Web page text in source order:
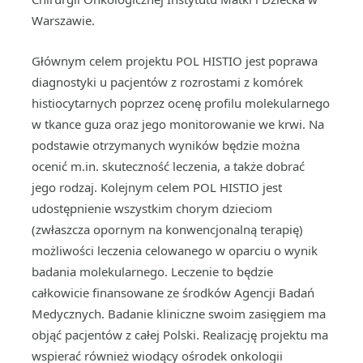
Warszawie.
Głównym celem projektu POL HISTIO jest poprawa
diagnostyki u pacjentów z rozrostami z komórek
histiocytarnych poprzez ocenę profilu molekularnego
w tkance guza oraz jego monitorowanie we krwi. Na
podstawie otrzymanych wyników będzie można
ocenić m.in. skuteczność leczenia, a także dobrać
jego rodzaj. Kolejnym celem POL HISTIO jest
udostępnienie wszystkim chorym dzieciom
(zwłaszcza opornym na konwencjonalną terapię)
możliwości leczenia celowanego w oparciu o wynik
badania molekularnego. Leczenie to będzie
całkowicie finansowane ze środków Agencji Badań
Medycznych. Badanie kliniczne swoim zasięgiem ma
objąć pacjentów z całej Polski. Realizację projektu ma
wspierać również wiodący ośrodek onkologii